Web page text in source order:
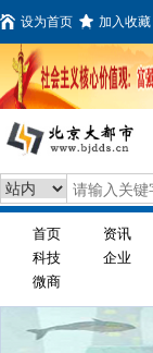
设为首页 加入收藏
首页 资讯
科技
企业
微商